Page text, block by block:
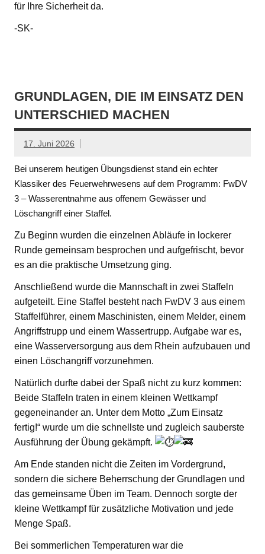
für Ihre Sicherheit da.
-SK-
GRUNDLAGEN, DIE IM EINSATZ DEN
UNTERSCHIED MACHEN
17. Juni 2026
Bei unserem heutigen Übungsdienst stand ein echter
Klassiker des Feuerwehrwesens auf dem Programm: FwDV
3 – Wasserentnahme aus offenem Gewässer und
Löschangriff einer Staffel.
Zu Beginn wurden die einzelnen Abläufe in lockerer
Runde gemeinsam besprochen und aufgefrischt, bevor
es an die praktische Umsetzung ging.
Anschließend wurde die Mannschaft in zwei Staffeln
aufgeteilt. Eine Staffel besteht nach FwDV 3 aus einem
Staffelführer, einem Maschinisten, einem Melder, einem
Angriffstrupp und einem Wassertrupp. Aufgabe war es,
eine Wasserversorgung aus dem Rhein aufzubauen und
einen Löschangriff vorzunehmen.
Natürlich durfte dabei der Spaß nicht zu kurz kommen:
Beide Staffeln traten in einem kleinen Wettkampf
gegeneinander an. Unter dem Motto „Zum Einsatz
fertig!“ wurde um die schnellste und zugleich sauberste
Ausführung der Übung gekämpft.
Am Ende standen nicht die Zeiten im Vordergrund,
sondern die sichere Beherrschung der Grundlagen und
das gemeinsame Üben im Team. Dennoch sorgte der
kleine Wettkampf für zusätzliche Motivation und jede
Menge Spaß.
Bei sommerlichen Temperaturen war die